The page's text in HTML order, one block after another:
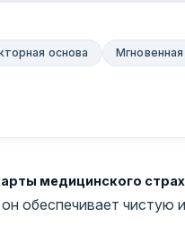
основа Мгновенная
медицинского
обеспечивает